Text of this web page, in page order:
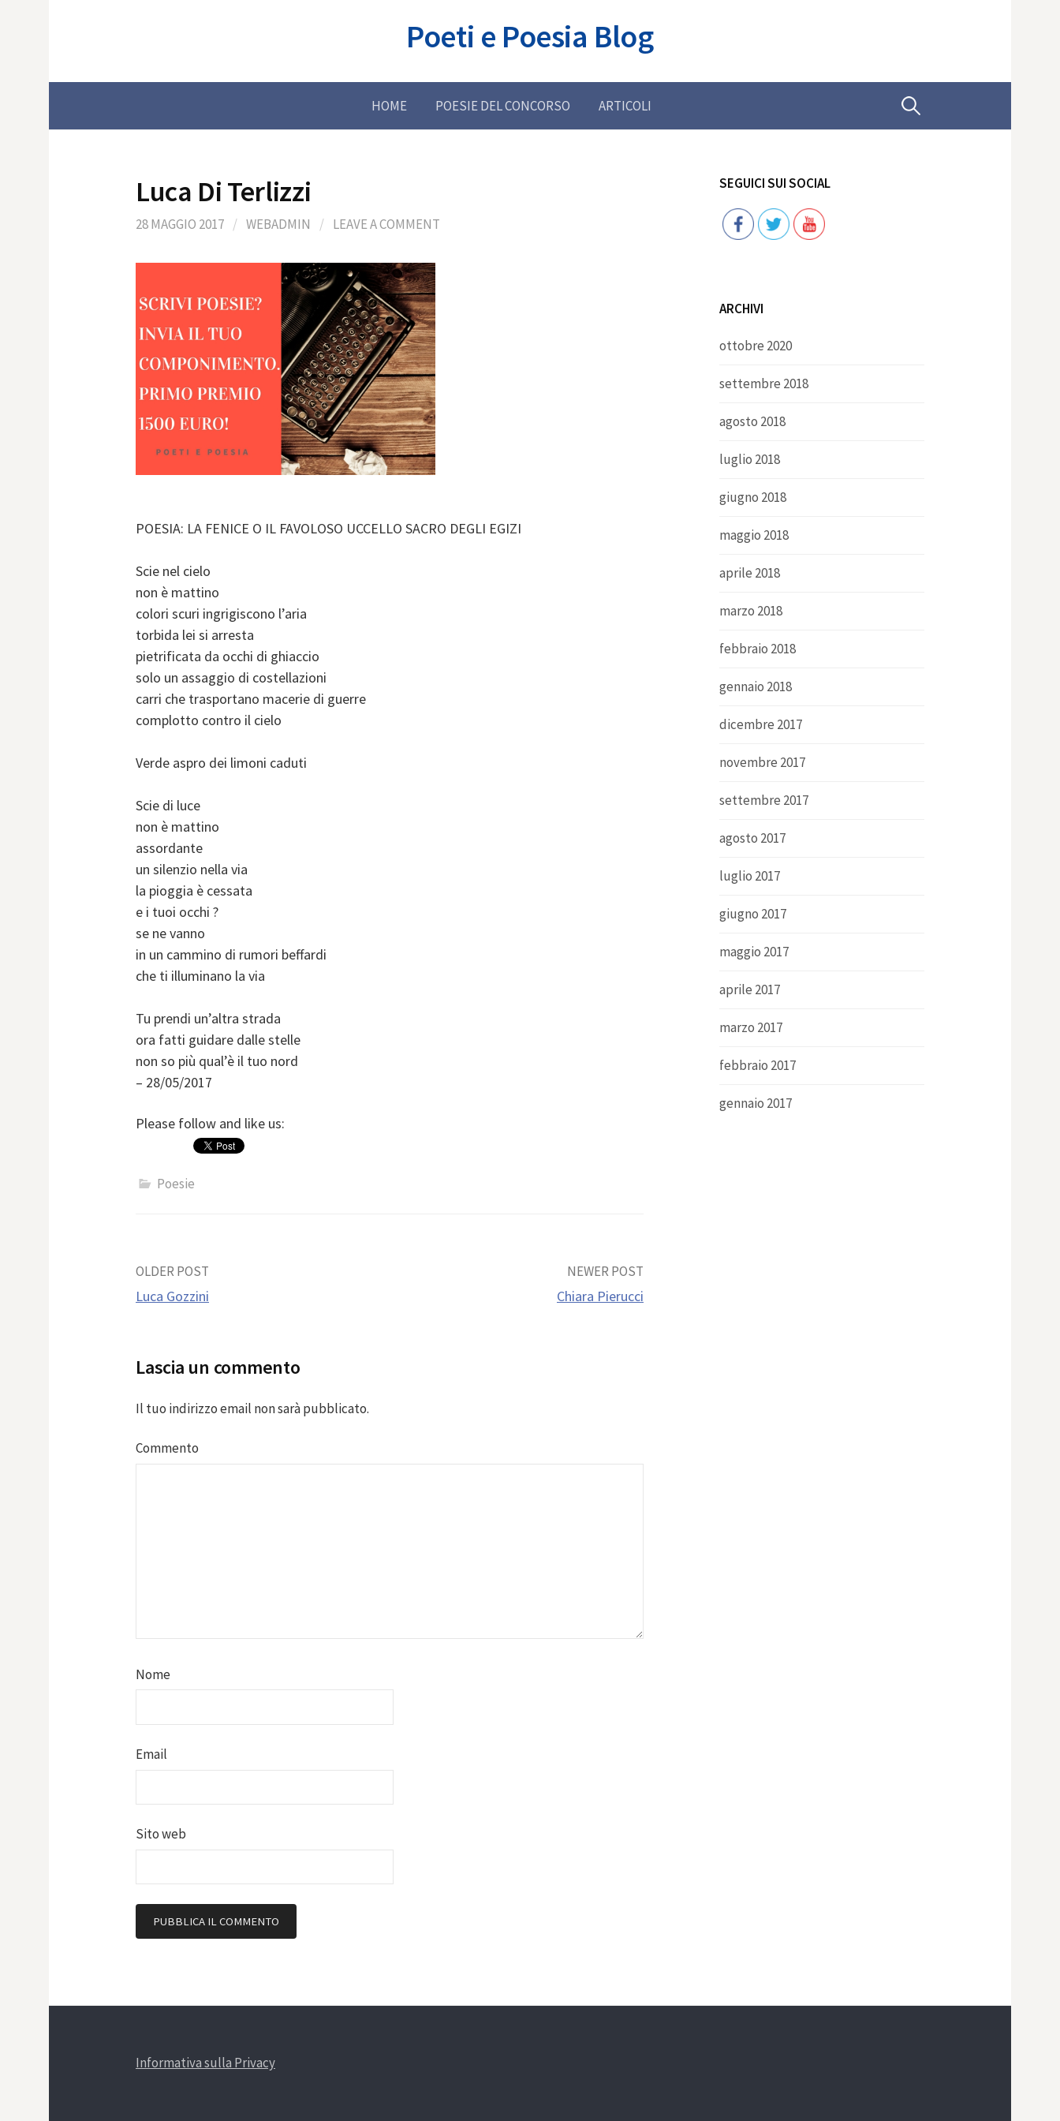
Poeti e Poesia Blog
HOME POESIE DEL CONCORSO ARTICOLI Ricerca
Luca Di Terlizzi
28 MAGGIO 2017 / WEBADMIN / LEAVE A COMMENT
POESIA: LA FENICE O IL FAVOLOSO UCCELLO SACRO DEGLI EGIZI
Scie nel cielo
non è mattino
colori scuri ingrigiscono l’aria
torbida lei si arresta
pietrificata da occhi di ghiaccio
solo un assaggio di costellazioni
carri che trasportano macerie di guerre
complotto contro il cielo
Verde aspro dei limoni caduti
Scie di luce
non è mattino
assordante
un silenzio nella via
la pioggia è cessata
e i tuoi occhi ?
se ne vanno
in un cammino di rumori beffardi
che ti illuminano la via
Tu prendi un’altra strada
ora fatti guidare dalle stelle
non so più qual’è il tuo nord
– 28/05/2017
Please follow and like us:
Poesie
Post
OLDER POST
Luca Gozzini
NEWER POST
Chiara Pierucci
Lascia un commento
Il tuo indirizzo email non sarà pubblicato.
Commento
Nome
Email
Sito web
SEGUICI SUI SOCIAL
Follow
ARCHIVI
ottobre 2020
settembre 2018
agosto 2018
luglio 2018
giugno 2018
maggio 2018
aprile 2018
marzo 2018
febbraio 2018
gennaio 2018
dicembre 2017
novembre 2017
settembre 2017
agosto 2017
luglio 2017
giugno 2017
maggio 2017
aprile 2017
marzo 2017
febbraio 2017
gennaio 2017
Informativa sulla Privacy